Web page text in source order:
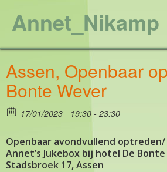
Annet_Nikamp
Assen, Openbaar
Bonte Wever
17/01/2023 19:30 - 23:30
Openbaar avondvullend optreden/
Annet’s Jukebox bij hotel De
Stadsbroek 17, Assen